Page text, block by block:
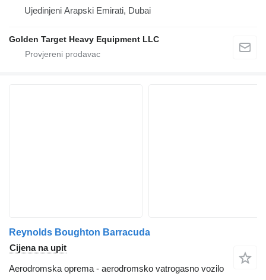
Ujedinjeni Arapski Emirati, Dubai
Golden Target Heavy Equipment LLC
Reynolds Boughton Barracuda
Cijena na upit
Aerodromska oprema - aerodromsko vatrogasno vozilo